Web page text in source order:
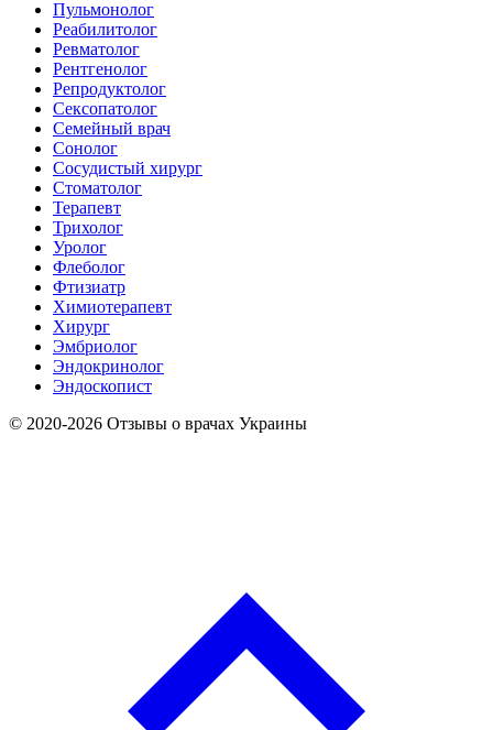
Пульмонолог
Реабилитолог
Ревматолог
Рентгенолог
Репродуктолог
Сексопатолог
Семейный врач
Сонолог
Сосудистый хирург
Стоматолог
Терапевт
Трихолог
Уролог
Флеболог
Фтизиатр
Химиотерапевт
Хирург
Эмбриолог
Эндокринолог
Эндоскопист
© 2020-2026 Отзывы о врачах Украины